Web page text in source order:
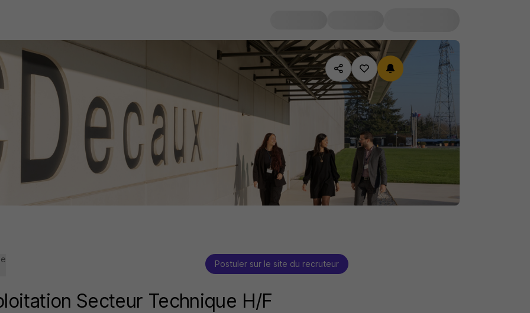
Postuler sur le site du recruteur
Secteur Technique H/F